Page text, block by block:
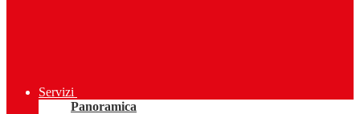
Servizi
Panoramica